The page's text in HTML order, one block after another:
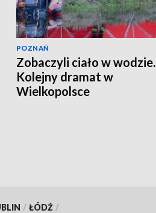
POZNAŃ
Zobaczyli ciało w wodzie.
Kolejny dramat w
Wielkopolsce
/ ŁÓDŹ /